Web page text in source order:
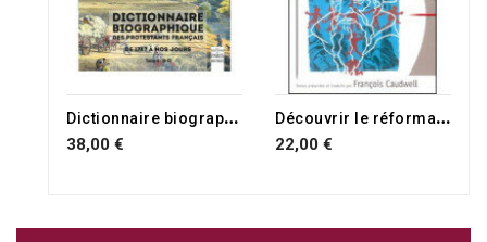
RUPTURE DE STOCK D
ictionnaire biographique des protestants français
38,00 €
D
écouvrir le réformateur Menno Simons
22,00 €